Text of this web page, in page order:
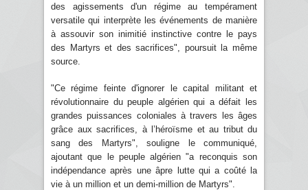
des agissements d'un régime au tempérament
versatile qui interprète les événements de manière
à assouvir son inimitié instinctive contre le pays
des Martyrs et des sacrifices", poursuit la même
source.
"Ce régime feinte d'ignorer le capital militant et
révolutionnaire du peuple algérien qui a défait les
grandes puissances coloniales à travers les âges
grâce aux sacrifices, à l’héroïsme et au tribut du
sang des Martyrs", souligne le communiqué,
ajoutant que le peuple algérien "a reconquis son
indépendance après une âpre lutte qui a coûté la
vie à un million et un demi-million de Martyrs".